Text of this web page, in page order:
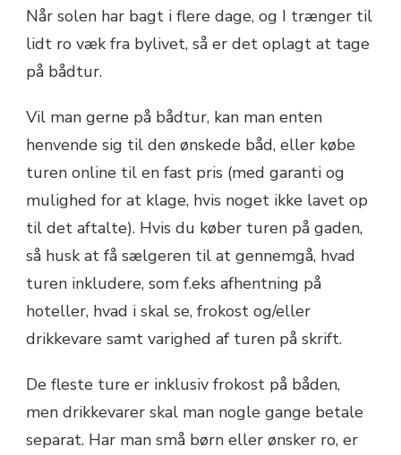
Når solen har bagt i flere dage, og I trænger til
lidt ro væk fra bylivet, så er det oplagt at tage
på bådtur.
Vil man gerne på bådtur, kan man enten
henvende sig til den ønskede båd, eller købe
turen online til en fast pris (med garanti og
mulighed for at klage, hvis noget ikke lavet op
til det aftalte). Hvis du køber turen på gaden,
så husk at få sælgeren til at gennemgå, hvad
turen inkludere, som f.eks afhentning på
hoteller, hvad i skal se, frokost og/eller
drikkevare samt varighed af turen på skrift.
De fleste ture er inklusiv frokost på båden,
men drikkevarer skal man nogle gange betale
separat. Har man små børn eller ønsker ro, er